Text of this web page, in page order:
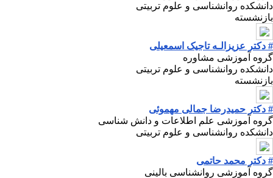
دانشکده روانشناسی و علوم تربیتی
بازنشسته
# دکتر عزیزالـه تاجیک اسمعیلی
گروه آموزشی مشاوره
دانشکده روانشناسی و علوم تربیتی
بازنشسته
# دکتر حمیدرضا جمالی مهموئی
گروه آموزشی علم اطلاعات و دانش شناسی
دانشکده روانشناسی و علوم تربیتی
# دکتر محمد حاتمی
گروه آموزشی روانشناسی بالینی